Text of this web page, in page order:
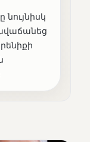
նույնիսկ